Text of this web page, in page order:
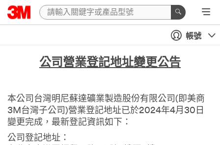
帳號
公司營業登記地址變更公告
本公司台灣明尼蘇達礦業製造股份有限公司(即美商
3M台灣子公司)營業登記地址已於2024年4月30日
變更完成，最新登記資訊如下：
公司登記地址：